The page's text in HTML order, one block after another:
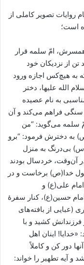
تصویر کاملی از
است؛
همسرش، امّ سلمه قرار
از نزدیکان خود
به هیچ‌کس اجازه ورود
الله علیها، دختر
به نام عصیده
سنگی فراهم می‌کند و آن
سلمه می‌گوید: “من
به دخترش فرمود: “برو
بی‌درنگ به منزل
آن‌وقت، خردسال بودند
خدا(ص) برخاست و در
علی(ع) و
حسین(ع)، کنار سفرهٔ
از بافته‌های
کشید و با
اینان اهل
دور کن و کاملاً
و آیه تطهیر را خواند: